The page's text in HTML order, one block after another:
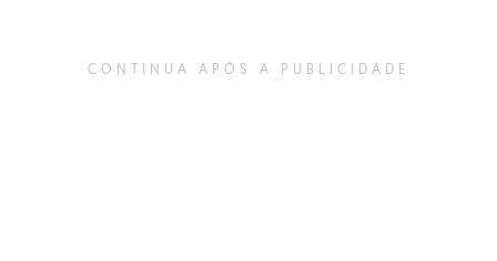
CONTINUA APÓS A PUBLICIDADE